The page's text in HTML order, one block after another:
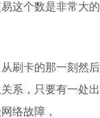
这个数是非常大
刷卡的那一刻然
系，只要有一处
络故障，